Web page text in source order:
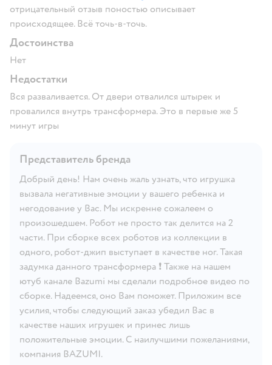
отрицательный отзыв поностью описывает
происходящее. Всё точь-в-точь.
Достоинства
Нет
Недостатки
Вся разваливается. От двери отвалился штырек и
провалился внутрь трансформера. Это в первые же 5
минут игры
Представитель бренда
Добрый день! Нам очень жаль узнать, что игрушка
вызвала негативные эмоции у вашего ребенка и
негодование у Вас. Мы искренне сожалеем о
произошедшем. Робот не просто так делится на 2
части. При сборке всех роботов из коллекции в
одного, робот-джип выступает в качестве ног. Такая
задумка данного трансформера ❗ Также на нашем
ютуб канале Bazumi мы сделали подробное видео по
сборке. Надеемся, оно Вам поможет. Приложим все
усилия, чтобы следующий заказ убедил Вас в
качестве наших игрушек и принес лишь
положительные эмоции. С наилучшими пожеланиями,
компания BAZUMI.